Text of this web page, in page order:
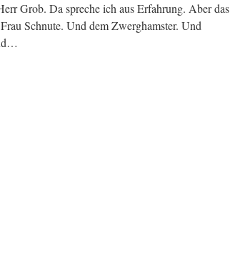
Grob. Da spreche ich aus Erfahrung. Aber das
Schnute. Und dem Zwerghamster. Und